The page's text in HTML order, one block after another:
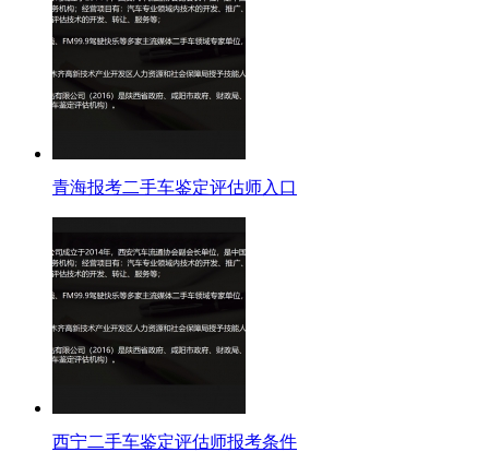
青海报考二手车鉴定评估师入口
西宁二手车鉴定评估师报考条件